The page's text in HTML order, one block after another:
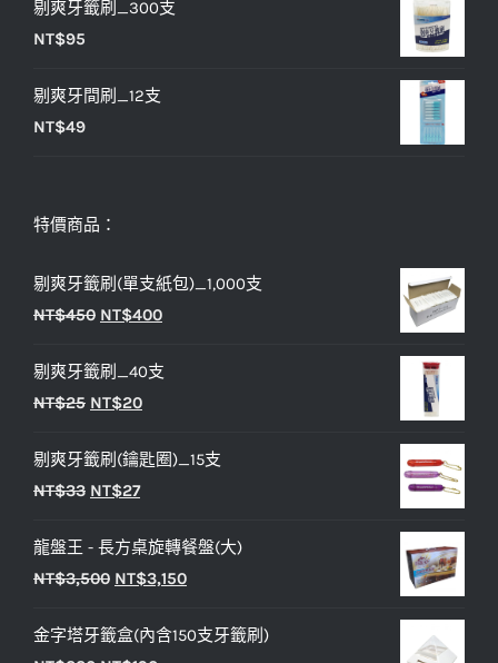
剔爽牙籤刷_300支
NT$95
剔爽牙間刷_12支
NT$49
特價商品：
剔爽牙籤刷(單支紙包)_1,000支
NT$450 原
價
格：
NT$400目
價
剔爽牙籤刷_40支
NT$25 原
價
格：
NT$20目
價
剔爽牙籤刷(鑰匙圈)_15支
NT$33 原
價
格：
NT$27目
價
格：
龍盤王 - 長方桌旋轉餐盤(大)
NT$3,500 原
價
NT$3,150目
價
金字塔牙籤盒(內含150支牙籤刷)